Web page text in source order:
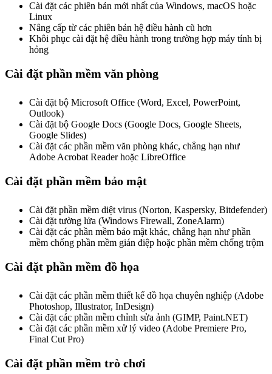
Cài đặt các phiên bản mới nhất của Windows, macOS hoặc
Linux
Nâng cấp từ các phiên bản hệ điều hành cũ hơn
Khôi phục cài đặt hệ điều hành trong trường hợp máy tính bị
hỏng
Cài đặt phần mềm văn phòng
Cài đặt bộ Microsoft Office (Word, Excel, PowerPoint,
Outlook)
Cài đặt bộ Google Docs (Google Docs, Google Sheets,
Google Slides)
Cài đặt các phần mềm văn phòng khác, chẳng hạn như
Adobe Acrobat Reader hoặc LibreOffice
Cài đặt phần mềm bảo mật
Cài đặt phần mềm diệt virus (Norton, Kaspersky, Bitdefender)
Cài đặt tường lửa (Windows Firewall, ZoneAlarm)
Cài đặt các phần mềm bảo mật khác, chẳng hạn như phần
mềm chống phần mềm gián điệp hoặc phần mềm chống trộm
Cài đặt phần mềm đồ họa
Cài đặt các phần mềm thiết kế đồ họa chuyên nghiệp (Adobe
Photoshop, Illustrator, InDesign)
Cài đặt các phần mềm chỉnh sửa ảnh (GIMP, Paint.NET)
Cài đặt các phần mềm xử lý video (Adobe Premiere Pro,
Final Cut Pro)
Cài đặt phần mềm trò chơi